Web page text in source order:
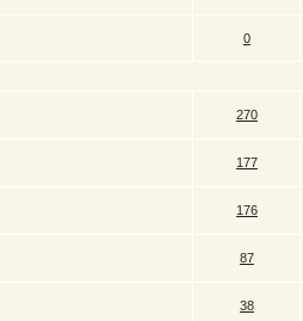
0
270
177
176
87
38